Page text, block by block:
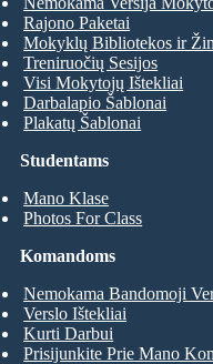
Studentams
Mano Klase
Photos For Class
Rajono Paketai
Mokyklų Bibliotekos ir
Treniruočių Sesijos
Visi Mokytojų Ištekliai
Darbalapio Šablonai
Plakatų Šablonai
Komandoms
Nemokama Bandomoji
Verslo Ištekliai
Kurti Darbui
Prisijunkite Prie Mano